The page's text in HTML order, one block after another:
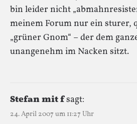
bin leider nicht
meinem Forum nur ein sturer,
„grüner Gnom“ – der dem
unangenehm im Nacken sitzt.
Stefan mit fsagt:
24. April 2007 um 11:27 Uhr